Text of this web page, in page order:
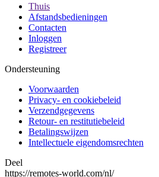
Thuis
Afstandsbedieningen
Contacten
Inloggen
Registreer
Ondersteuning
Voorwaarden
Privacy- en cookiebeleid
Verzendgegevens
Retour- en restitutiebeleid
Betalingswijzen
Intellectuele eigendomsrechten
Deel
https://remotes-world.com/nl/